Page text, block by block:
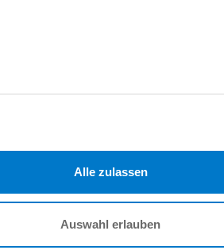
Alle zulassen
Auswahl erlauben